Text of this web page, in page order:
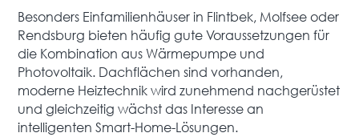
Besonders Einfamilienhäuser in Flintbek, Molfsee oder
Rendsburg bieten häufig gute Voraussetzungen für
die Kombination aus Wärmepumpe und
Photovoltaik. Dachflächen sind vorhanden,
moderne Heiztechnik wird zunehmend nachgerüstet
und gleichzeitig wächst das Interesse an
intelligenten Smart-Home-Lösungen.